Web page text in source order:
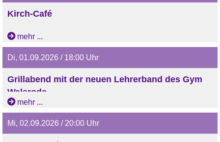
Kirch-Café
mehr ...
Di, 01.09.2026 / 18:00 Uhr
Grillabend mit der neuen Lehrerband des Gym
Walsrode
Walsrode
mehr ...
Mi, 02.09.2026 / 20:00 Uhr